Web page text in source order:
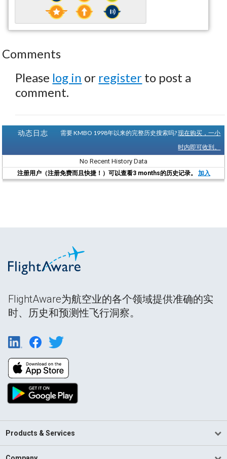
Comments
Please log in or register to post a
comment.
动态日志 需要 KMBO 1998年以来的完整历史搜索吗?现在购买，一小
时内即可收到。
No Recent History Data
注册用户（注册免费而且快捷！）可以查看3 months的历史记录。 加入
FlightAware为航空业的各个领域提供准确的实
时、历史和预测性飞行洞察。
Products & Services